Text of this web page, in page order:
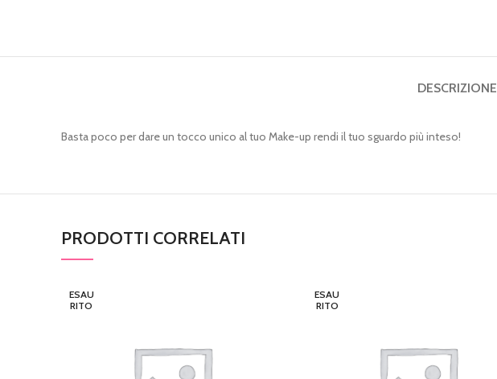
DESCRIZIONE
Basta poco per dare un tocco unico al tuo Make-up rendi il tuo sguardo più inteso!
PRODOTTI CORRELATI
ESAU
RITO
ESAU
RITO